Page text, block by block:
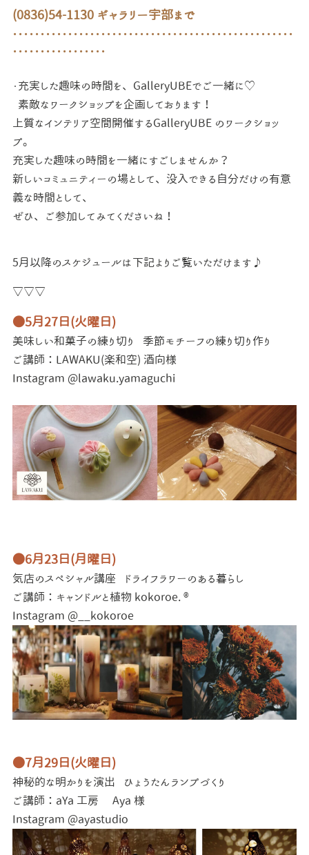
(0836)54-1130 ギャラリー宇部まで
･･･････････････････････････････････････････････････
･････････････････
・充実した趣味の時間を、GalleryUBEでご一緒に♡
素敵なワークショップを企画しております！
上質なインテリア空間開催するGalleryUBE の ワークショッ
プ。
充実した趣味の時間を一緒にすごしませんか？
新しいコミュニティーの場として、 没入できる自分だけの有意
義な時間として、
ぜひ、ご参加してみてくださいね！
5月以降のスケジュールは下記よりご覧いただけます♪
▽▽▽
●5月27日(火曜日)
美味しい和菓子の練り切り 季節モチーフの練り切り作り
ご講師：LAWAKU(楽和空) 酒向様
Instagram @lawaku.yamaguchi
●6月23日(月曜日)
気店のスペシャル講座
ドライフラワーのある暮らし
ご講師：キャンドルと植物 kokoroe. ®
Instagram @__kokoroe
●7月29日(火曜日)
神秘的な明かりを演出
ひょうたんランプづくり
ご講師：aYa 工房 Aya 様
Instagram @ayastudio